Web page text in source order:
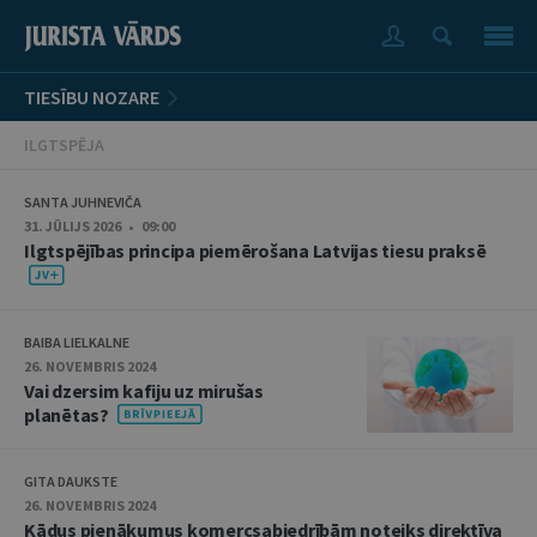
TIESĪBU NOZARE
ILGTSPĒJA
SANTA JUHNEVIČA
31. JŪLIJS 2026 • 09:00
Ilgtspējības principa piemērošana Latvijas tiesu praksē
BAIBA LIELKALNE
26. NOVEMBRIS 2024
Vai dzersim kafiju uz mirušas
planētas?
GITA DAUKSTE
26. NOVEMBRIS 2024
Kādus pienākumus komercsabiedrībām noteiks direktīva